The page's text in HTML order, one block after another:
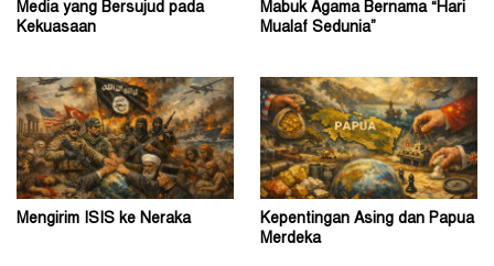
Media yang Bersujud pada
Kekuasaan
Mabuk Agama Bernama “Hari
Mualaf Sedunia”
Mengirim ISIS ke Neraka
Kepentingan Asing dan Papua
Merdeka